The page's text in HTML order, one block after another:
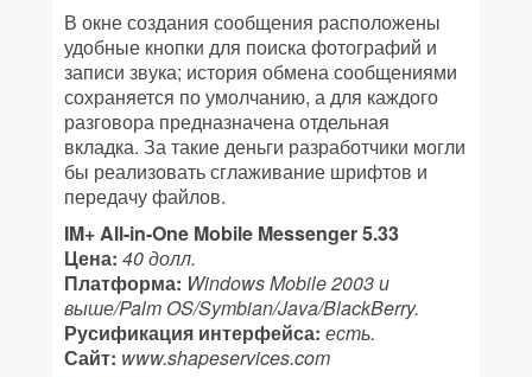
В окне создания сообщения расположены
удобные кнопки для поиска фотографий и
записи звука; история обмена сообщениями
сохраняется по умолчанию, а для каждого
разговора предназначена отдельная
вкладка. За такие деньги разработчики могли
бы реализовать сглаживание шрифтов и
передачу файлов.
IM+ All-in-One Mobile Messenger 5.33
Цена: 40 долл.
Платформа: Windows Mobile 2003 и
выше/Palm OS/Symbian/Java/BlackBerry.
Русификация интерфейса: есть.
Сайт: www.shapeservices.com